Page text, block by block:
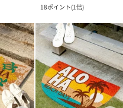
18ポイント(1倍)